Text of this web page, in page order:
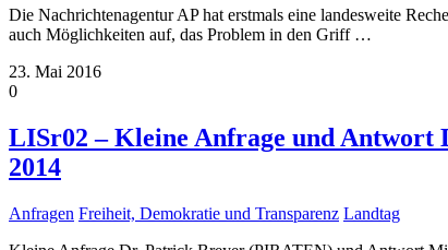
Die Nachrichtenagentur AP hat erstmals eine landesweite
auch Möglichkeiten auf, das Problem in den Griff …
23. Mai 2016
0
LISr02 – Kleine Anfrage und Antwort
2014
Anfragen Freiheit, Demokratie und Transparenz Landtag